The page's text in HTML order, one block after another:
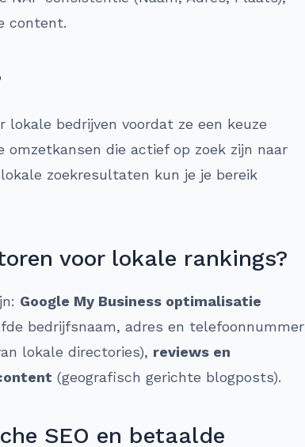
content.
bedrijven voordat ze een keuze
omzetkansen die actief op zoek zijn naar
zoekresultaten kun je je bereik
voor lokale rankings?
Google My Business optimalisatie
bedrijfsnaam, adres en telefoonnummer
lokale directories), reviews en
(geografisch gerichte blogposts).
SEO en betaalde